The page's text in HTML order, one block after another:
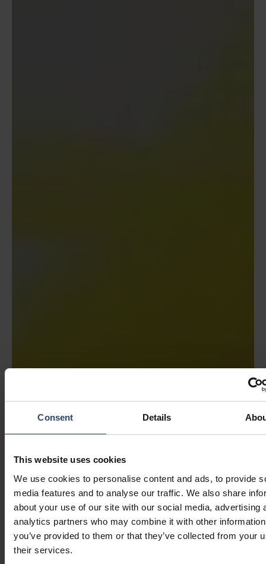
Consent Details
This website uses cookies
We use cookies to personalise content and ads, to provide
media features and to analyse our traffic. We also share
about your use of our site with our social media, advertising
analytics partners who may combine it with other
you’ve provided to them or that they’ve collected from your
their services.